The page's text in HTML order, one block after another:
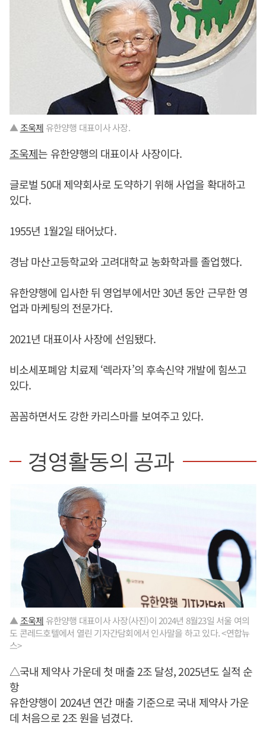
▲조욱제 유한양행 대표이사 사장.
조욱제는 유한양행의 대표이사 사장이다.
글로벌 50대 제약회사로 도약하기 위해 사업을 확대하고
있다.
1955년 1월2일 태어났다.
경남 마산고등학교와 고려대학교 농화학과를 졸업했다.
유한양행에 입사한 뒤 영업부에서만 30년 동안 근무한 영
업과 마케팅의 전문가다.
2021년 대표이사 사장에 선임됐다.
비소세포폐암 치료제 ‘렉라자’의 후속신약 개발에 힘쓰고
있다.
꼼꼼하면서도 강한 카리스마를 보여주고 있다.
경영활동의 공과
▲조욱제 유한양행 대표이사 사장(사진)이 2024년 8월23일 서울 여의
도 콘레드호텔에서 열린 기자간담회에서 인사말을 하고 있다. <연합뉴
스>
△국내 제약사 가운데 첫 매출 2조 달성, 2025년도 실적 순
항
유한양행이 2024년 연간 매출 기준으로 국내 제약사 가운
데 처음으로 2조 원을 넘겼다.